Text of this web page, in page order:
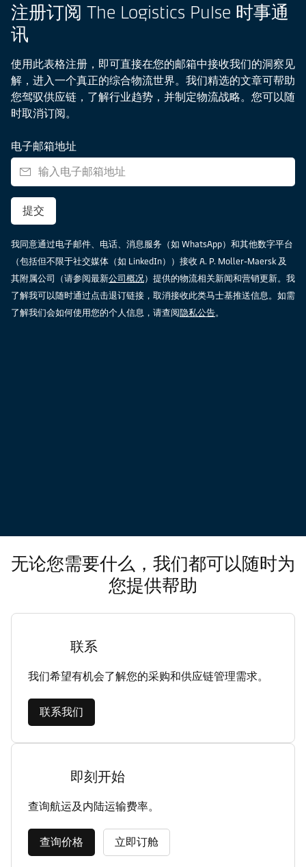
注册订阅 The Logistics Pulse 时事通
讯
使用此表格注册，即可直接在您的邮箱中接收我们的洞察见
解，进入一个真正的综合物流世界。我们精选的文章可帮助
您驾驭供应链，了解行业趋势，并制定物流战略。您可以随
时取消订阅。
电子邮箱地址
提交
我同意通过电子邮件、电话、消息服务（如 WhatsApp）和其他数字平台
（包括但不限于社交媒体（如 LinkedIn））接收 A. P. Moller-Maersk 及
其附属公司（请参阅最新公司概况）提供的物流相关新闻和营销更新。我
了解我可以随时通过点击退订链接，取消接收此类马士基推送信息。如需
了解我们会如何使用您的个人信息，请查阅隐私公告。
无论您需要什么，我们都可以随时为
您提供帮助
联系
我们希望有机会了解您的采购和供应链管理需求。
联系我们
即刻开始
查询航运及内陆运输费率。
查询价格 立即订舱